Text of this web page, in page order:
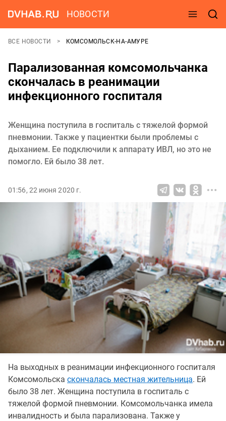
НОВОСТИ
ВСЕ НОВОСТИ КОМСОМОЛЬСК-НА-АМУРЕ
Парализованная комсомольчанка
скончалась в реанимации
инфекционного госпиталя
Женщина поступила в госпиталь с тяжелой формой
пневмонии. Также у пациентки были проблемы с
дыханием. Ее подключили к аппарату ИВЛ, но это не
помогло. Ей было 38 лет.
01:56, 22 июня 2020 г.
На выходных в реанимации инфекционного госпиталя
Комсомольска скончалась местная жительница. Ей
было 38 лет. Женщина поступила в госпиталь с
тяжелой формой пневмонии. Комсомольчанка имела
инвалидность и была парализована. Также у